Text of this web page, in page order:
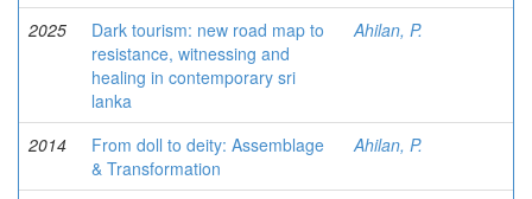
2025
Dark tourism: new road map to
resistance, witnessing and
healing in contemporary sri
lanka
Ahilan, P.
2014
From doll to deity: Assemblage
& Transformation
Ahilan, P.